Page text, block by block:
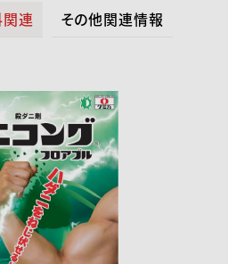
関連 その他関連情報